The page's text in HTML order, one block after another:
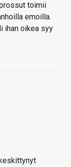
toimii
emoilla.
ihan oikea syy